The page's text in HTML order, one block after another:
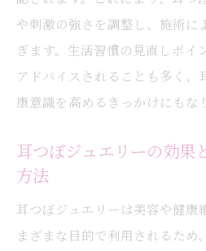
や刺激の強さを調整し、施術に
ぎます。生活習慣の見直しポイ
アドバイスされることも多く、
康意識を高めるきっかけにもな
耳つぼジュエリーの効果
方法
耳つぼジュエリーは美容や健康
まざまな目的で利用されるため